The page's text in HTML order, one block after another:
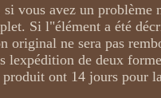
vous avez un problème
Si l"élément a été
ne sera pas
de deux
ont 14 jours pour